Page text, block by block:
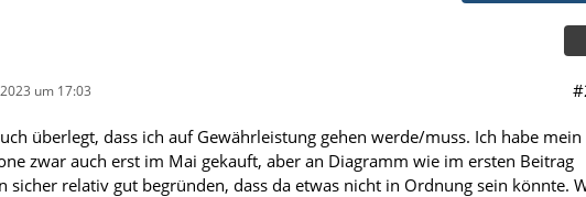
um 17:03
überlegt, dass ich auf Gewährleistung gehen werde/muss. Ich habe mein
zwar auch erst im Mai gekauft, aber an Diagramm wie im ersten Beitrag
sicher relativ gut begründen, dass da etwas nicht in Ordnung sein könnte.